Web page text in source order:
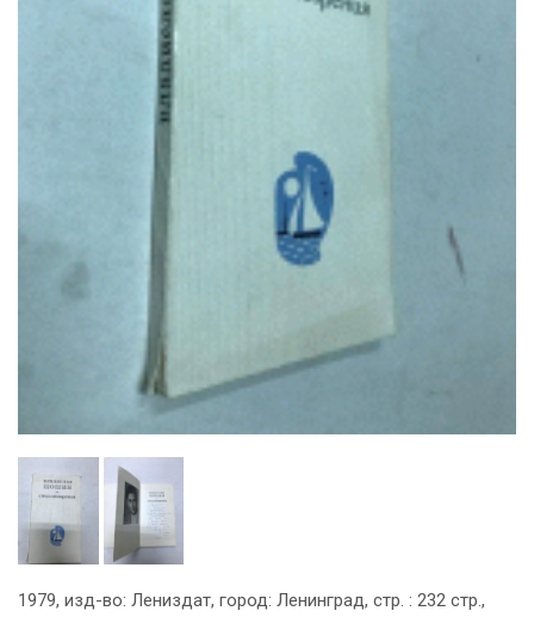
1979, изд-во: Лениздат, город: Ленинград, стр. : 232 стр.,